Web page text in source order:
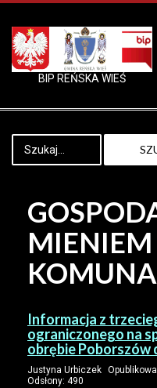
BIP REŃSKA WIEŚ
MIENIEM
Informacja z
ograniczonego na
obrębie Poborszów
Justyna Urbiczek
Odsłony: 490